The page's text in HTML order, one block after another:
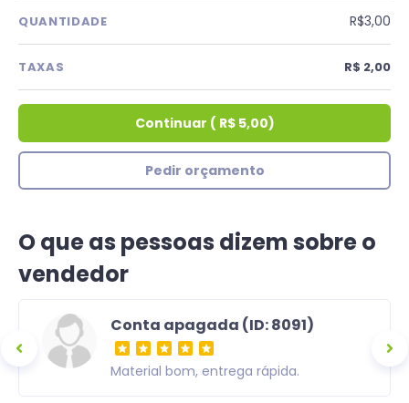
QUANTIDADE R$3,00
TAXAS R$ 2,00
Continuar ( R$ 5,00)
Pedir orçamento
O que as pessoas dizem sobre o
vendedor
Conta apagada (ID: 8091)
Material bom, entrega rápida.